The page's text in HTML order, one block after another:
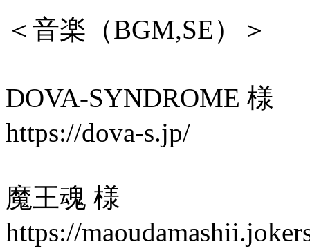
＜音楽（BGM,SE）＞
DOVA-SYNDROME 様
https://dova-s.jp/
魔王魂 様
https://